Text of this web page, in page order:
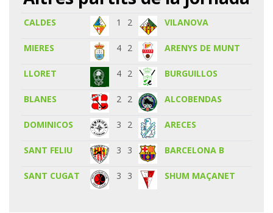
CALDES 1 2 VILANOVA
MIERES 4 2 ARENYS DE MUNT
LLORET 4 2 BURGUILLOS
BLANES 2 2 ALCOBENDAS
DOMINICOS 3 2 ARECES
SANT FELIU 3 3 BARCELONA B
SANT CUGAT 3 3 SHUM MAÇANET